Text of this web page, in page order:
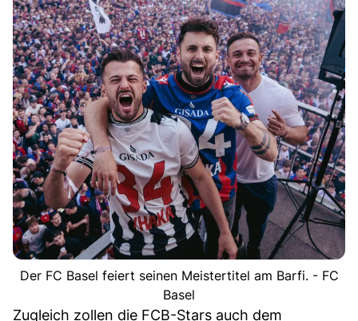
Der FC Basel feiert seinen Meistertitel am Barfi. - FC
Basel
Zugleich zollen die FCB-Stars auch dem